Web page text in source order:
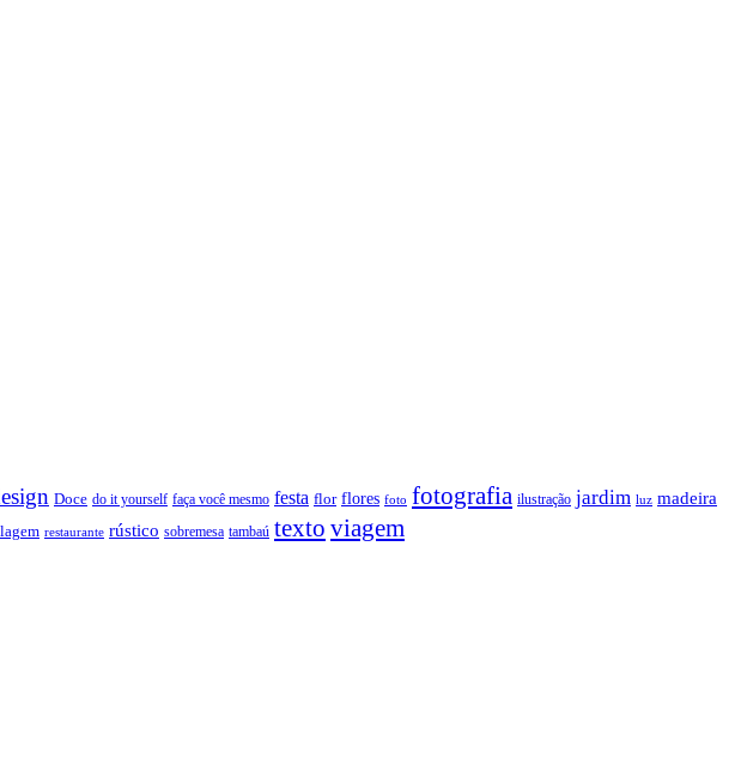
Doce do it yourself faça você mesmo festa flor flores foto fotografia ilustração jardim luz madeira
restaurante rústico sobremesa tambaú texto viagem